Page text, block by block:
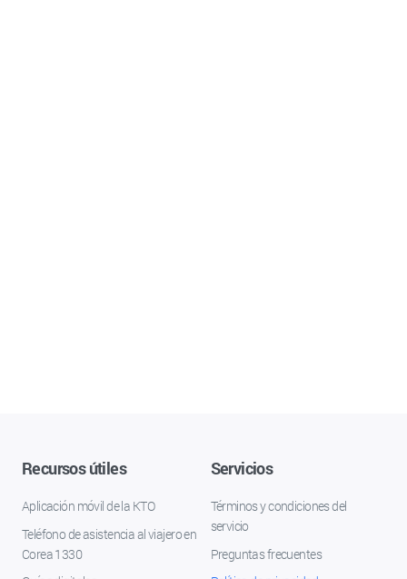
Recursos útiles
Aplicación móvil de la KTO
Teléfono de asistencia al viajero en
Corea 1330
Servicios
Términos y condiciones del
servicio
Preguntas frecuentes